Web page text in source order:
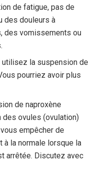
de fatigue, pas de
des douleurs à
des vomissements ou
utilisez la suspension de
pourriez avoir plus
de naproxène
ovules (ovulation)
empêcher de
à la normale lorsque la
arrêtée. Discutez avec